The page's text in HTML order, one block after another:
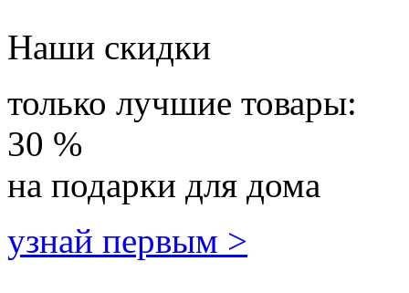
Наши скидки
только лучшие товары:
30 %
на подарки для дома
узнай первым >